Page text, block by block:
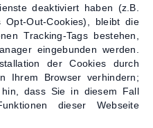
deaktiviert haben (z.B.
Out-Cookies), bleibt die
Tracking-Tags bestehen,
eingebunden werden.
der Cookies durch
Ihrem Browser verhindern;
dass Sie in diesem Fall
dieser Webseite